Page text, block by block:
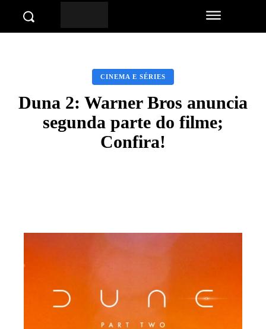
CINEMA E SÉRIES
Duna 2: Warner Bros anuncia
segunda parte do filme;
Confira!